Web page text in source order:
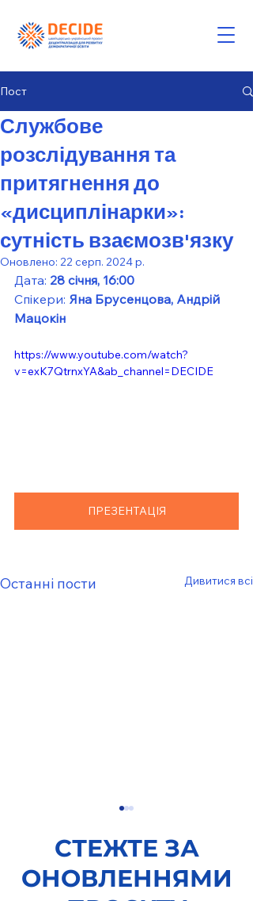
Пост
Службове
розслідування та
притягнення до
«дисциплінарки»:
сутність взаємозв'язку
Оновлено: 22 серп. 2024 р.
Дата: 28 січня, 16:00
Спікери: Яна Брусенцова, Андрій
Мацокін
https://www.youtube.com/watch?
v=exK7QtrnxYA&ab_channel=DECIDE
ПРЕЗЕНТАЦІЯ
Останні пости Дивитися всі
СТЕЖТЕ ЗА
ОНОВЛЕННЯМИ